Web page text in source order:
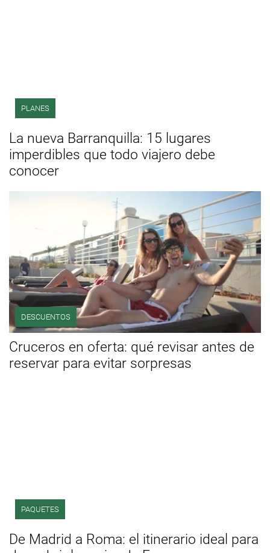
PLANES
La nueva Barranquilla: 15 lugares
imperdibles que todo viajero debe
conocer
DESCUENTOS
Cruceros en oferta: qué revisar antes de
reservar para evitar sorpresas
PAQUETES
De Madrid a Roma: el itinerario ideal para